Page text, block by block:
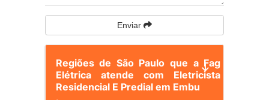
Enviar
Regiões de São Paulo que a Fag
Elétrica atende com Eletricista
Residencial E Predial em Embu